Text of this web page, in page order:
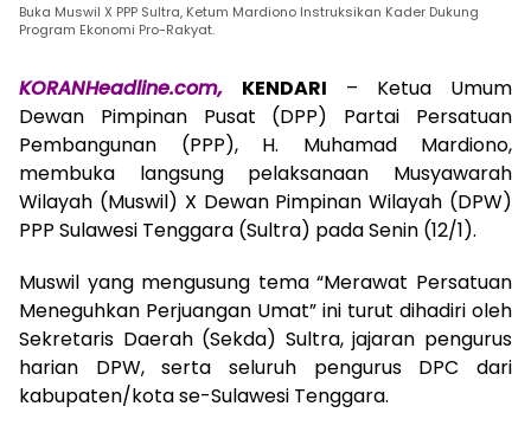
Buka Muswil X PPP Sultra, Ketum Mardiono Instruksikan Kader Dukung
Program Ekonomi Pro-Rakyat.
KORANHeadline.com, KENDARI – Ketua Umum
Dewan Pimpinan Pusat (DPP) Partai Persatuan
Pembangunan (PPP), H. Muhamad Mardiono,
membuka langsung pelaksanaan Musyawarah
Wilayah (Muswil) X Dewan Pimpinan Wilayah (DPW)
PPP Sulawesi Tenggara (Sultra) pada Senin (12/1).
​Muswil yang mengusung tema “Merawat Persatuan
Meneguhkan Perjuangan Umat” ini turut dihadiri oleh
Sekretaris Daerah (Sekda) Sultra, jajaran pengurus
harian DPW, serta seluruh pengurus DPC dari
kabupaten/kota se-Sulawesi Tenggara.